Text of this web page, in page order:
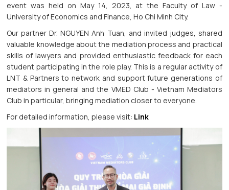
event was held on May 14, 2023, at the Faculty of Law -
University of Economics and Finance, Ho Chi Minh City.
Our partner Dr. NGUYEN Anh Tuan, and invited judges, shared
valuable knowledge about the mediation process and practical
skills of lawyers and provided enthusiastic feedback for each
student participating in the role play. This is a regular activity of
LNT & Partners to network and support future generations of
mediators in general and the VMED Club - Vietnam Mediators
Club in particular, bringing mediation closer to everyone.
For detailed information, please visit: Link